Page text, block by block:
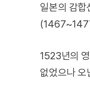
일본의 감
1523년의
없었으나